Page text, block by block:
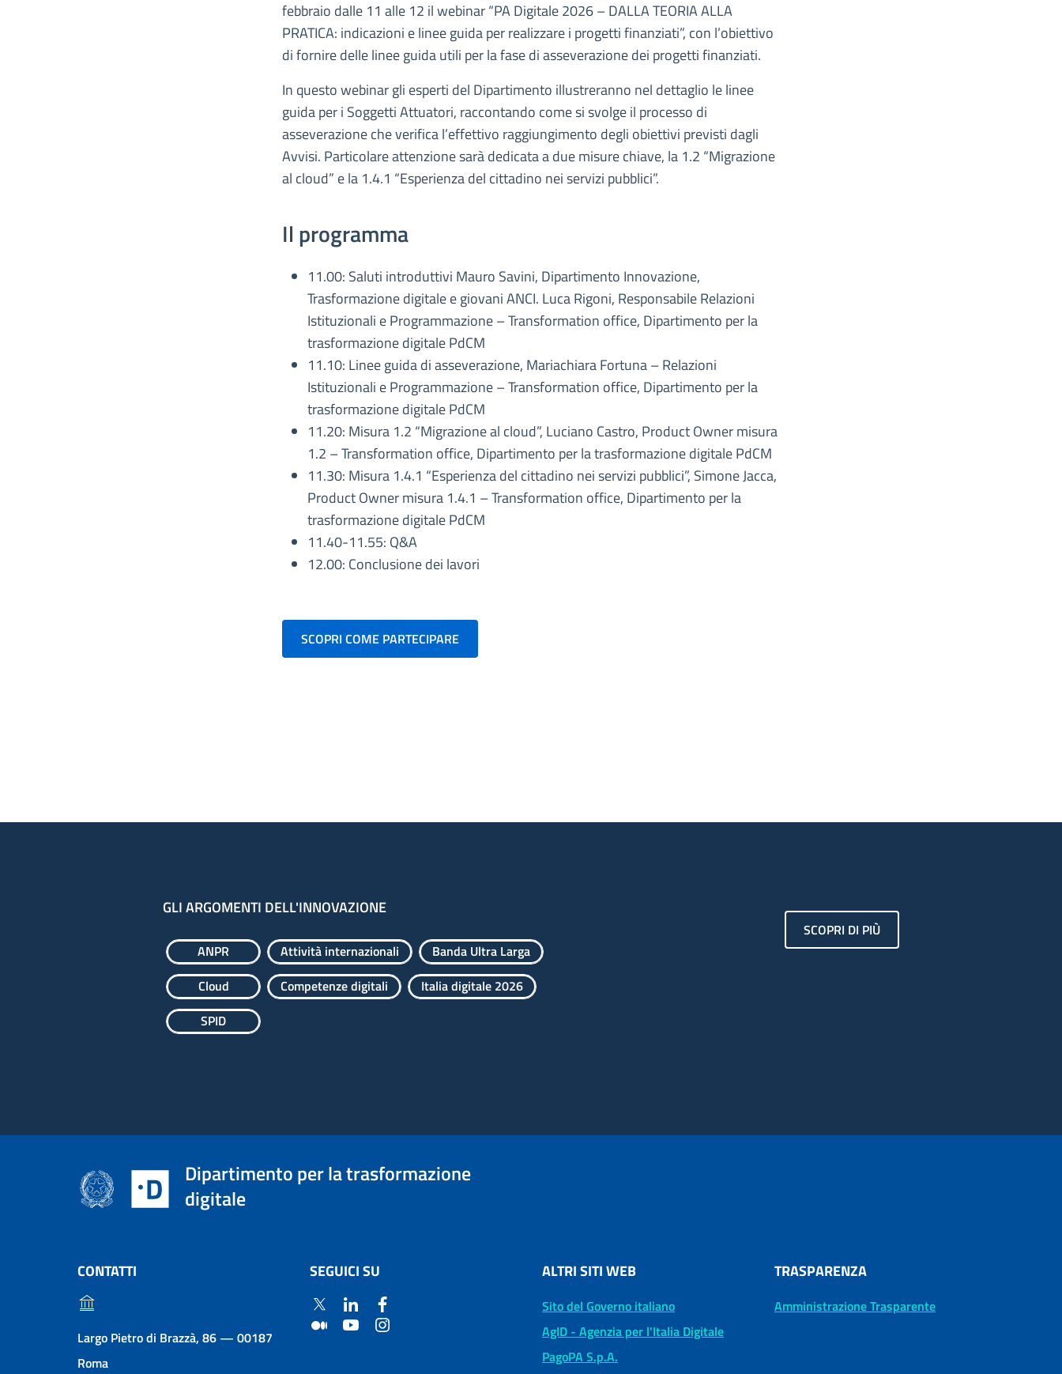
febbraio dalle 11 alle 12 il webinar “PA Digitale 2026 – DALLA TEORIA ALLA
PRATICA: indicazioni e linee guida per realizzare i progetti finanziati”, con l’obiettivo
di fornire delle linee guida utili per la fase di asseverazione dei progetti finanziati.
In questo webinar gli esperti del Dipartimento illustreranno nel dettaglio le linee
guida per i Soggetti Attuatori, raccontando come si svolge il processo di
asseverazione che verifica l’effettivo raggiungimento degli obiettivi previsti dagli
Avvisi. Particolare attenzione sarà dedicata a due misure chiave, la 1.2 “Migrazione
al cloud” e la 1.4.1 “Esperienza del cittadino nei servizi pubblici”.
Il programma
11.00: Saluti introduttivi Mauro Savini, Dipartimento Innovazione,
Trasformazione digitale e giovani ANCI. Luca Rigoni, Responsabile Relazioni
Istituzionali e Programmazione – Transformation office, Dipartimento per la
trasformazione digitale PdCM
11.10: Linee guida di asseverazione, Mariachiara Fortuna – Relazioni
Istituzionali e Programmazione – Transformation office, Dipartimento per la
trasformazione digitale PdCM
11.20: Misura 1.2 “Migrazione al cloud”, Luciano Castro, Product Owner misura
1.2 – Transformation office, Dipartimento per la trasformazione digitale PdCM
11.30: Misura 1.4.1 “Esperienza del cittadino nei servizi pubblici”, Simone Jacca,
Product Owner misura 1.4.1 – Transformation office, Dipartimento per la
trasformazione digitale PdCM
11.40-11.55: Q&A
12.00: Conclusione dei lavori
SCOPRI COME PARTECIPARE
GLI ARGOMENTI DELL'INNOVAZIONE
ANPR Attività internazionali
Banda Ultra Larga
Cloud
Competenze digitali
Italia digitale 2026
SPID
SCOPRI DI PIÙ
Dipartimento per la trasformazione
digitale
CONTATTI
Largo Pietro di Brazzà, 86 — 00187
Roma
SEGUICI SU ALTRI SITI WEB
Sito del Governo italiano
AgID - Agenzia per l'Italia Digitale
PagoPA S.p.A.
TRASPARENZA
Amministrazione Trasparente